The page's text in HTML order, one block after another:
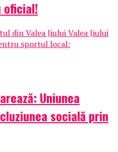
oficial!
din Valea Jiului Valea Jiului
sportul local:
Uniunea
socială prin